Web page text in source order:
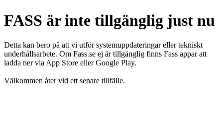
FASS är inte tillgänglig just nu
Detta kan bero på att vi utför systemuppdateringar eller tekniskt
underhållsarbete. Om Fass.se ej är tillgänglig finns Fass appar att
ladda ner via App Store eller Google Play.
Välkommen åter vid ett senare tillfälle.